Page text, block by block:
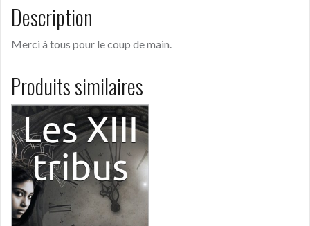
Description
Merci à tous pour le coup de main.
Produits similaires